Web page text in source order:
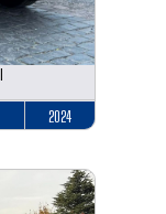
2024